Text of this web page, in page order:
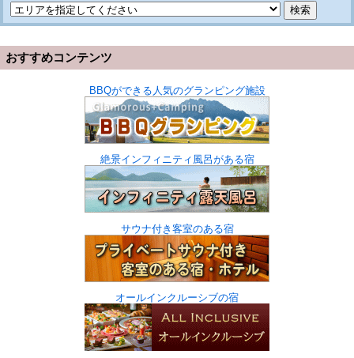
おすすめコンテンツ
BBQができる人気のグランピング施設
絶景インフィニティ風呂がある宿
サウナ付き客室のある宿
オールインクルーシブの宿